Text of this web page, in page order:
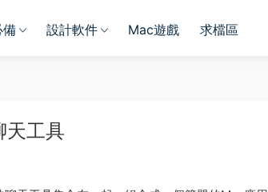
備 設計軟件 Mac遊戲 求檔區
工具